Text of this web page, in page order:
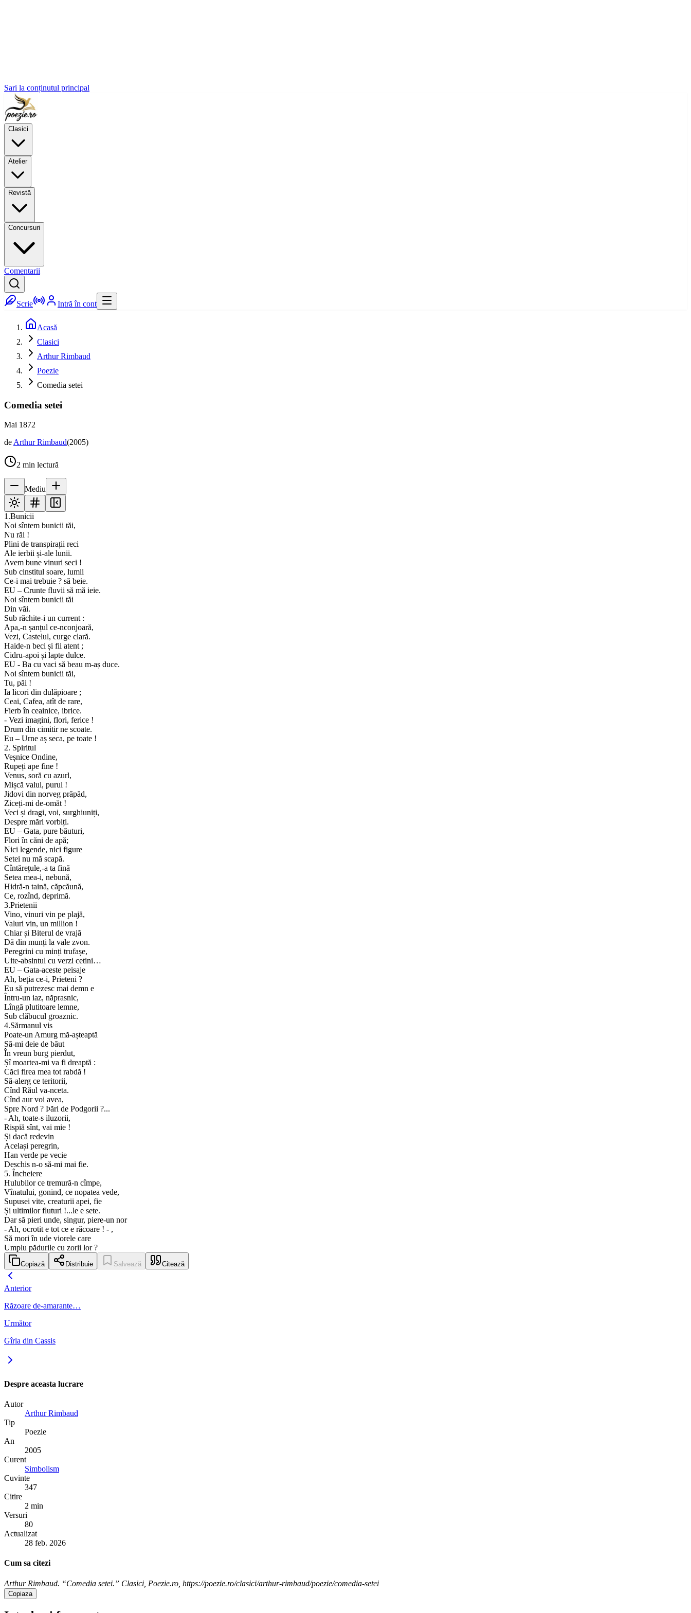
Sari la conținutul principal
Clasici
Atelier
Revistă
Concursuri
Comentarii
Scrie Intră în cont
Acasă
Clasici
Arthur Rimbaud
Poezie
Comedia setei
Comedia setei
Mai 1872
deArthur Rimbaud(2005)
2 min lectură
Mediu
1.Bunicii
Noi sîntem bunicii tăi,
Nu răi !
Plini de transpirații reci
Ale ierbii și-ale lunii.
Avem bune vinuri seci !
Sub cinstitul soare, lumii
Ce-i mai trebuie ? să beie.
EU – Crunte fluvii să mă ieie.
Noi sîntem bunicii tăi
Din văi.
Sub răchite-i un current :
Apa,-n șanțul ce-nconjoară,
Vezi, Castelul, curge clară.
Haide-n beci și fii atent ;
Cidru-apoi și lapte dulce.
EU - Ba cu vaci să beau m-aș duce.
Noi sîntem bunicii tăi,
Tu, păi !
Ia licori din dulăpioare ;
Ceai, Cafea, atît de rare,
Fierb în ceainice, ibrice.
- Vezi imagini, flori, ferice !
Drum din cimitir ne scoate.
Eu – Urne aș seca, pe toate !
2. Spiritul
Veșnice Ondine,
Rupeți ape fine !
Venus, soră cu azurl,
Mișcă valul, purul !
Jidovi din norveg prăpăd,
Ziceți-mi de-omăt !
Veci și dragi, voi, surghiuniți,
Despre mări vorbiți.
EU – Gata, pure băuturi,
Flori în căni de apă;
Nici legende, nici figure
Setei nu mă scapă.
Cîntărețule,-a ta fină
Setea mea-i, nebună,
Hidră-n taină, căpcăună,
Ce, rozînd, deprimă.
3.Prietenii
Vino, vinuri vin pe plajă,
Valuri vin, un million !
Chiar și Biterul de vrajă
Dă din munți la vale zvon.
Peregrini cu minți trufașe,
Uite-absintul cu verzi cetini…
EU – Gata-aceste peisaje
Ah, beția ce-i, Prieteni ?
Eu să putrezesc mai demn e
Întru-un iaz, năprasnic,
Lîngă plutitoare lemne,
Sub clăbucul groaznic.
4.Sărmanul vis
Poate-un Amurg mă-așteaptă
Să-mi deie de băut
În vreun burg pierdut,
Șî moartea-mi va fi dreaptă :
Căci firea mea tot rabdă !
Să-alerg ce teritorii,
Cînd Răul va-nceta.
Cînd aur voi avea,
Spre Nord ? Þări de Podgorii ?...
- Ah, toate-s iluzorii,
Rispiă sînt, vai mie !
Și dacă redevin
Același peregrin,
Han verde pe vecie
Deschis n-o să-mi mai fie.
5. Încheiere
Hulubilor ce tremură-n cîmpe,
Vînatului, gonind, ce nopatea vede,
Supusei vite, creaturii apei, fie
Și ultimilor fluturi !...le e sete.
Dar să pieri unde, singur, piere-un nor
- Ah, ocrotit e tot ce e răcoare ! - ,
Să mori în ude viorele care
Umplu pădurile cu zorii lor ?
Copiază Distribuie Salvează Citează
Anterior
Răzoare de-amarante…
Următor
Gîrla din Cassis
Despre aceasta lucrare
Autor
Arthur Rimbaud
Tip
Poezie
An
2005
Curent
Simbolism
Cuvinte
347
Citire
2 min
Versuri
80
Actualizat
28 feb. 2026
Cum sa citezi
Arthur Rimbaud. “Comedia setei.” Clasici, Poezie.ro, https://poezie.ro/clasici/arthur-rimbaud/poezie/comedia-setei
Copiaza